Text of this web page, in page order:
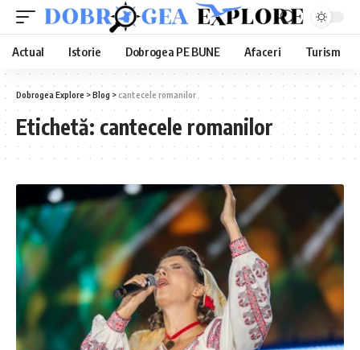
Actual Istorie Dobrogea PE BUNE Afaceri Turism
Dobrogea Explore >Blog > cantecele romanilor
Etichetă: cantecele romanilor